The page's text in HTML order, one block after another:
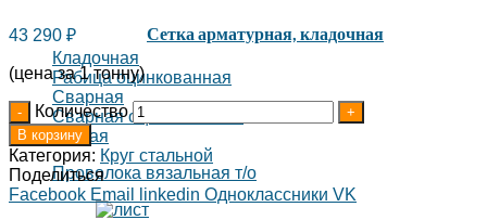
Сетка арматурная, кладочная
Кладочная
Рабица оцинкованная
Сварная
Сварная оцинкованная
Тканая
Проволока вязальная т/о
43 290 ₽
(цена за 1 тонну)
Количество
В корзину
Категория: Круг стальной
Поделиться
Facebook Email linkedin Одноклассники VK